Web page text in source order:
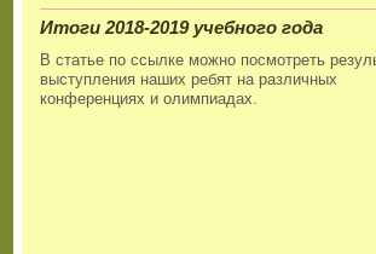
Итоги 2018-2019 учебного года
В статье по ссылке можно посмотреть
выступления наших ребят на различных
конференциях и олимпиадах.